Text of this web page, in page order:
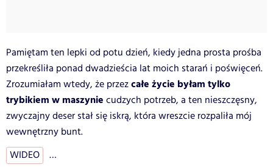
Pamiętam ten lepki od potu dzień, kiedy jedna prosta prośba
przekreśliła ponad dwadzieścia lat moich starań i poświęceń.
Zrozumiałam wtedy, że przezcałe życie byłam tylko
trybikiem w maszynie cudzych potrzeb, a ten nieszczęsny,
zwyczajny deser stał się iskrą, która wreszcie rozpaliła mój
wewnętrzny bunt.
WIDEO
…